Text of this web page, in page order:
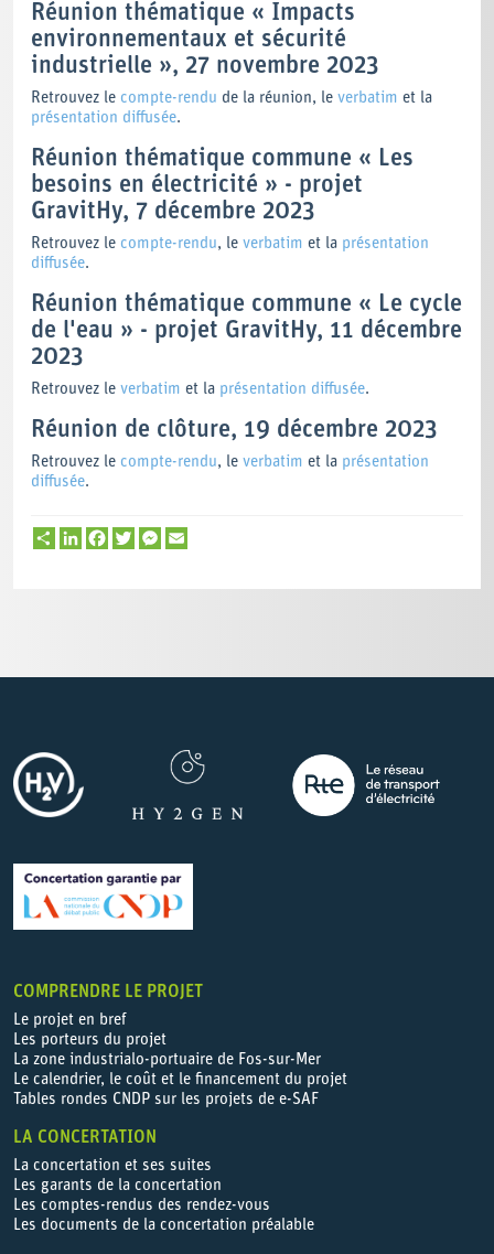
Réunion thématique « Impacts
environnementaux et sécurité
industrielle », 27 novembre 2023
Retrouvez le compte-rendu de la réunion, le verbatim et la
présentation diffusée.
Réunion thématique commune « Les
besoins en électricité » - projet
GravitHy, 7 décembre 2023
Retrouvez le compte-rendu, le verbatim et la présentation
diffusée.
Réunion thématique commune « Le cycle
de l'eau » - projet GravitHy, 11 décembre
2023
Retrouvez le verbatim et la présentation diffusée.
Réunion de clôture, 19 décembre 2023
Retrouvez le compte-rendu, le verbatim et la présentation
diffusée.
PartagerLinkedInFacebook
TwitterMessenger
COMPRENDRE LE PROJET
Le projet en bref
Les porteurs du projet
La zone industrialo-portuaire de Fos-sur-Mer
Le calendrier, le coût et le financement du projet
Tables rondes CNDP sur les projets de e-SAF
LA CONCERTATION
La concertation et ses suites
Les garants de la concertation
Les comptes-rendus des rendez-vous
Les documents de la concertation préalable